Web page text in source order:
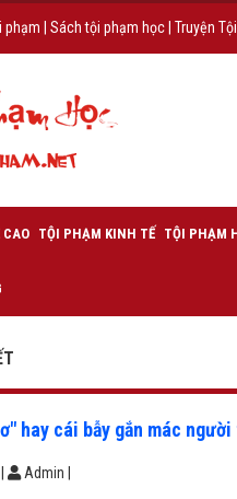
phạm Sách tội phạm học Truyện
TỘI PHẠM KINH TẾ TỘI PHẠM
hay cái bẫy gắn mác
Admin